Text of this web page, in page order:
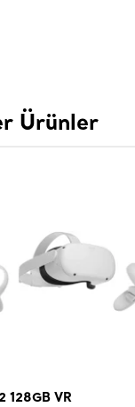
Ürünler
128GB VR